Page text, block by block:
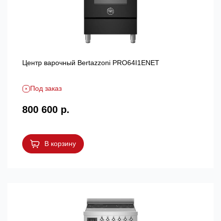
Центр варочный Bertazzoni PRO64I1ENET
Под заказ
800 600 р.
В корзину